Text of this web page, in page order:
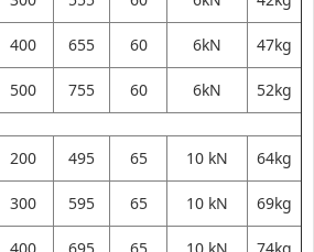
400 655 60 6kN
47kg
500 755 60 6kN 52kg
200 495 65 10 kN
64kg
300 595 65 10 kN
69kg